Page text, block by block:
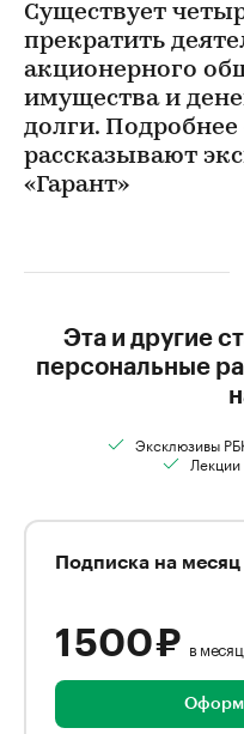
Существует
прекратить
акционерного
имущества и
долги.
рассказывают
«Гарант»
Эта и другие
персональные
Эксклюзивы
Подписка на месяц
1 500 ₽ в месяц